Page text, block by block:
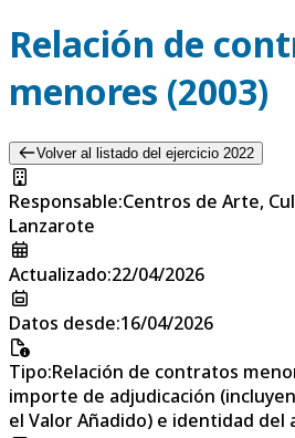
Relación de
menores (2003)
Volver al listado del ejercicio 2022
Responsable:Centros de Arte,
Lanzarote
Actualizado:22/04/2026
Datos desde:16/04/2026
Tipo:Relación de contratos
importe de adjudicación
el Valor Añadido) e identidad del